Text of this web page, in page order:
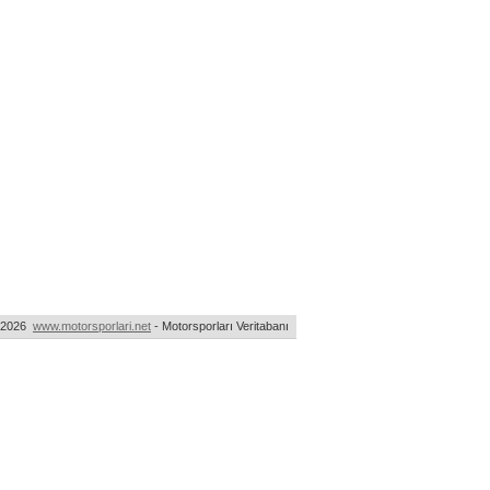
www.motorsporlari.net - Motorsporları Veritabanı